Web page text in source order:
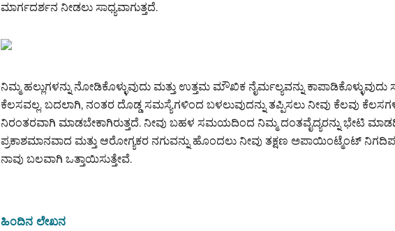
ಮಾರ್ಗದರ್ಶನ ನೀಡಲು ಸಾಧ್ಯವಾಗುತ್ತದೆ.
ನಿಮ್ಮ ಹಲ್ಲುಗಳನ್ನು ನೋಡಿಕೊಳ್ಳುವುದು ಮತ್ತು ಉತ್ತಮ ಮೌಖಿಕ ನೈರ್ಮಲ್ಯವನ್ನು ಕಾಪಾಡಿಕೊಳ್ಳುವುದು
ಕೆಲಸವಲ್ಲ. ಬದಲಾಗಿ, ನಂತರ ದೊಡ್ಡ ಸಮಸ್ಯೆಗಳಿಂದ ಬಳಲುವುದನ್ನು ತಪ್ಪಿಸಲು ನೀವು ಕೆಲವು
ನಿರಂತರವಾಗಿ ಮಾಡಬೇಕಾಗಿರುತ್ತದೆ. ನೀವು ಬಹಳ ಸಮಯದಿಂದ ನಿಮ್ಮ ದಂತವೈದ್ಯರನ್ನು ಭೇಟಿ
ಪ್ರಕಾಶಮಾನವಾದ ಮತ್ತು ಆರೋಗ್ಯಕರ ನಗುವನ್ನು ಹೊಂದಲು ನೀವು ತಕ್ಷಣ ಅಪಾಯಿಂಟ್ಮೆಂಟ್
ನಾವು ಬಲವಾಗಿ ಒತ್ತಾಯಿಸುತ್ತೇವೆ.
ಹಿಂದಿನ ಲೇಖನ